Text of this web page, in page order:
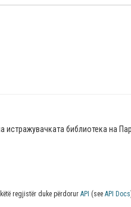
истражувачката библиотека на
regjistër duke përdorur API (see API Docs